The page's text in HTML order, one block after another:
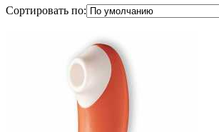
Сортировать по: